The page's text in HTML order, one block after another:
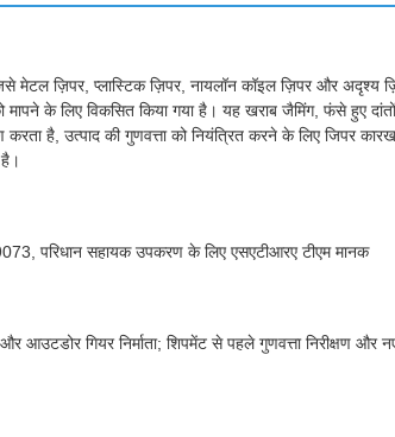
मेटल ज़िपर, प्लास्टिक ज़िपर, नायलॉन कॉइल ज़िपर और अदृश्य
के लिए विकसित किया गया है। यह खराब जैमिंग, फंसे हुए
है, उत्पाद की गुणवत्ता को नियंत्रित करने के लिए जिपर
परिधान सहायक उपकरण के लिए एसएटीआरए टीएम मानक
आउटडोर गियर निर्माता; शिपमेंट से पहले गुणवत्ता निरीक्षण और